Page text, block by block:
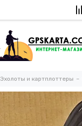
Эхолоты и картплоттеры